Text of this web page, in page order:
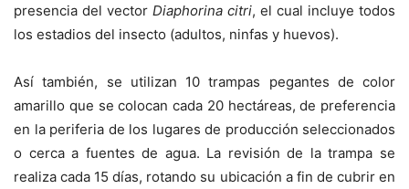
presencia del vector Diaphorina citri, el cual incluye todos
los estadios del insecto (adultos, ninfas y huevos).
Así también, se utilizan 10 trampas pegantes de color
amarillo que se colocan cada 20 hectáreas, de preferencia
en la periferia de los lugares de producción seleccionados
o cerca a fuentes de agua. La revisión de la trampa se
realiza cada 15 días, rotando su ubicación a fin de cubrir en